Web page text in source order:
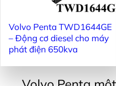
Volvo Penta TWD1644GE
– Động cơ diesel cho máy
phát điện 650kva